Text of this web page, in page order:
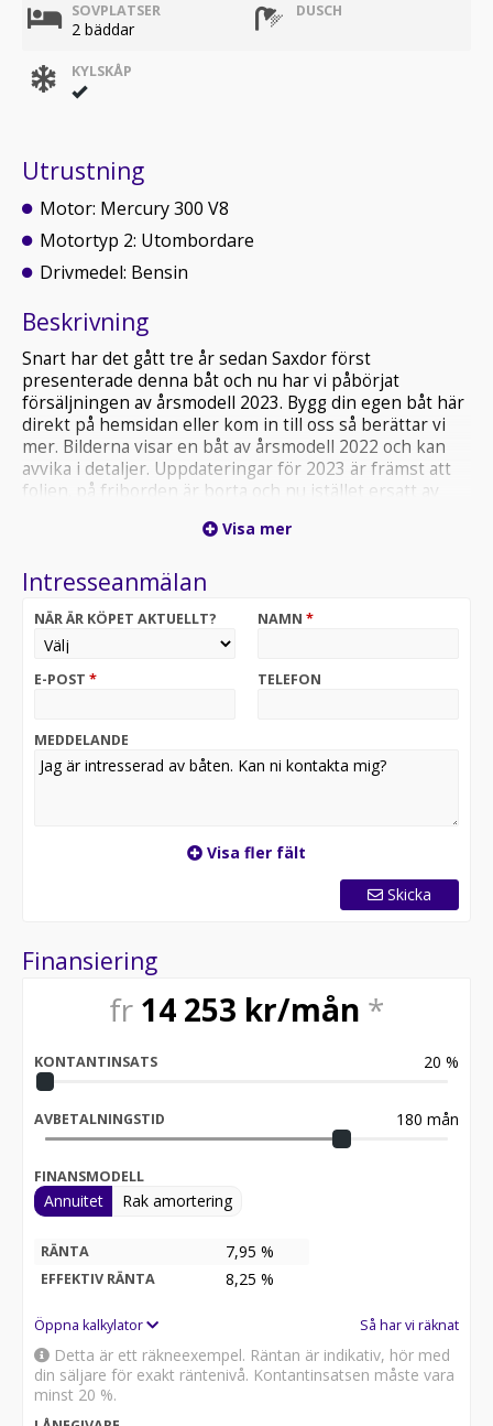
SOVPLATSER
2 bäddar
DUSCH
KYLSKÅP
Utrustning
Motor: Mercury 300 V8
Motortyp 2: Utombordare
Drivmedel: Bensin
Beskrivning
Snart har det gått tre år sedan Saxdor först
presenterade denna båt och nu har vi påbörjat
försäljningen av årsmodell 2023. Bygg din egen båt här
direkt på hemsidan eller kom in till oss så berättar vi
mer. Bilderna visar en båt av årsmodell 2022 och kan
avvika i detaljer. Uppdateringar för 2023 är främst att
folien. på friborden är borta och nu istället ersatt av
välja fler kulörer på dynor. Tillgängligt finns också en
Visa mer
Intresseanmälan
NÄR ÄR KÖPET AKTUELLT? NAMN *
E-POST * TELEFON
MEDDELANDE
Visa fler fält
Skicka
Finansiering
fr 14 253 kr/mån *
KONTANTINSATS 20 %
AVBETALNINGSTID 180 mån
FINANSMODELL
Annuitet Rak amortering
RÄNTA 7,95 %
EFFEKTIV RÄNTA 8,25 %
Öppna kalkylator Så har vi räknat
Detta är ett räkneexempel. Räntan är indikativ, hör med
din säljare för exakt räntenivå. Kontantinsatsen måste vara
minst 20 %.